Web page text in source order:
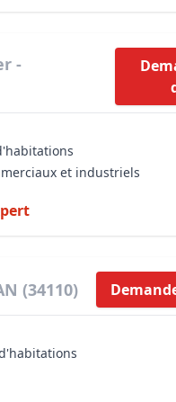
-
et industriels
(34110)